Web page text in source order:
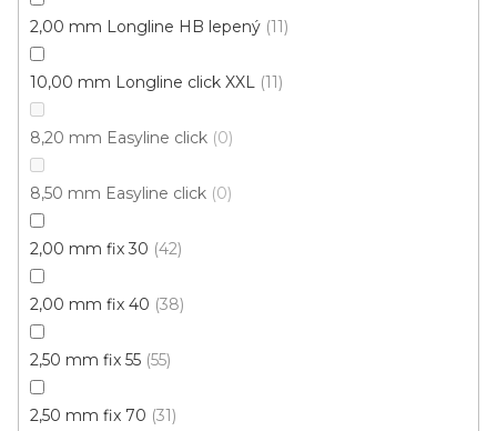
2,00 mm Longline HB lepený 11
10,00 mm Longline click XXL 11
8,20 mm Easyline click 0
8,50 mm Easyline click 0
2,00 mm fix 30 42
2,00 mm fix 40 38
2,50 mm fix 55 55
2,50 mm fix 70 31